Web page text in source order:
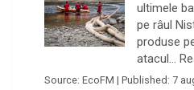
ultimele
pe râul
produse
atacul…
Source: EcoFM | Published: 7